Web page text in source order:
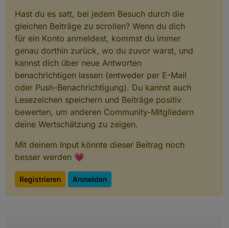
Hast du es satt, bei jedem Besuch durch die
gleichen Beiträge zu scrollen? Wenn du dich
für ein Konto anmeldest, kommst du immer
genau dorthin zurück, wo du zuvor warst, und
kannst dich über neue Antworten
benachrichtigen lassen (entweder per E-Mail
oder Push-Benachrichtigung). Du kannst auch
Lesezeichen speichern und Beiträge positiv
bewerten, um anderen Community-Mitgliedern
deine Wertschätzung zu zeigen.
Mit deinem Input könnte dieser Beitrag noch
besser werden 💗
Registrieren Anmelden